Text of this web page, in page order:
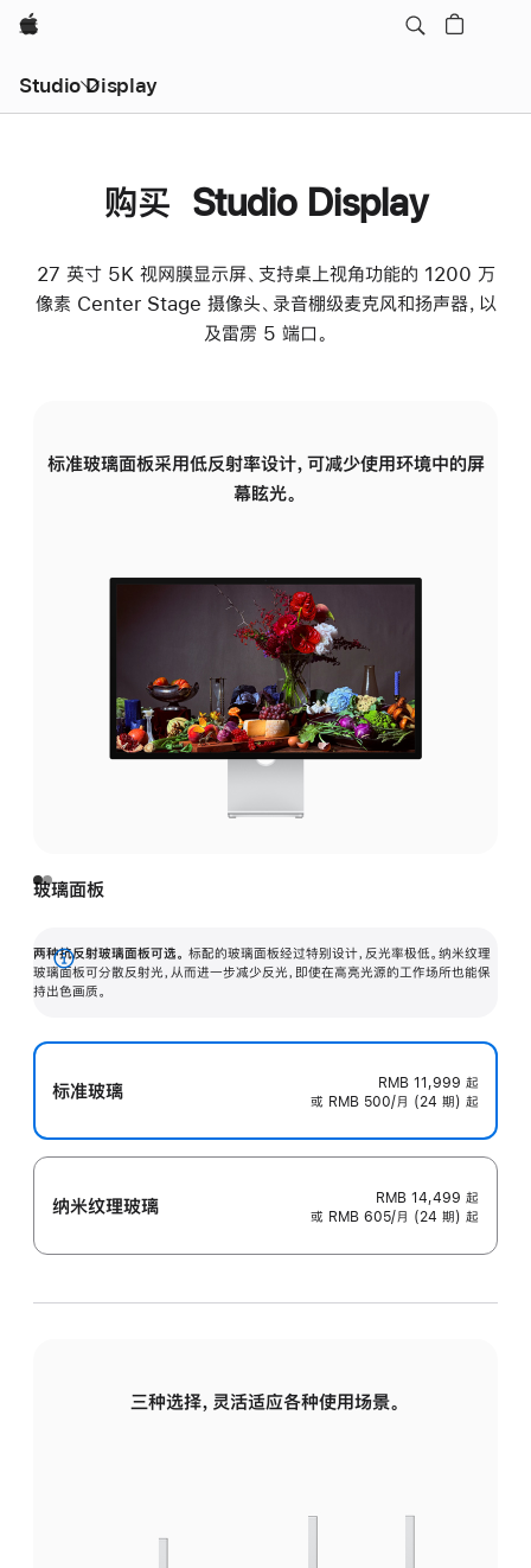
Apple
Studio Display
购买 Studio Display
27 英寸 5K 视网膜显示屏、支持桌上视角功能的 1200 万
像素 Center Stage 摄像头、录音棚级麦克风和扬声器，以
及雷雳 5 端口。
标准玻璃面板采用低反射率设计，可减少使用环境中的屏
幕眩光。
玻璃面板
两种抗反射玻璃面板可选。 标配的玻璃面板经过特别设计，反光率极低。纳米纹理
玻璃面板可分散反射光，从而进一步减少反光，即使在高亮光源的工作场所也能保
持出色画质。
展
开
标准玻璃 RMB 11,999 起
或 RMB 500/月 (24 期) 起
纳米纹理玻璃 RMB 14,499 起
或 RMB 605/月 (24 期) 起
三种选择，灵活适应各种使用场景。